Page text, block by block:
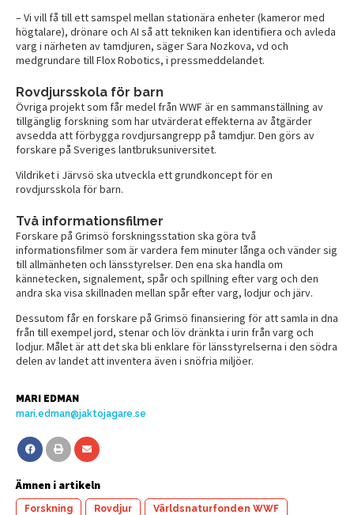
– Vi vill få till ett samspel mellan stationära enheter (kameror med
högtalare), drönare och AI så att tekniken kan identifiera och avleda
varg i närheten av tamdjuren, säger Sara Nozkova, vd och
medgrundare till Flox Robotics, i pressmeddelandet.
Rovdjursskola för barn
Övriga projekt som får medel från WWF är en sammanställning av
tillgänglig forskning som har utvärderat effekterna av åtgärder
avsedda att förbygga rovdjursangrepp på tamdjur. Den görs av
forskare på Sveriges lantbruksuniversitet.
Vildriket i Järvsö ska utveckla ett grundkoncept för en
rovdjursskola för barn.
Två informationsfilmer
Forskare på Grimsö forskningsstation ska göra två
informationsfilmer som är vardera fem minuter långa och vänder sig
till allmänheten och länsstyrelser. Den ena ska handla om
kännetecken, signalement, spår och spillning efter varg och den
andra ska visa skillnaden mellan spår efter varg, lodjur och järv.
Dessutom får en forskare på Grimsö finansiering för att samla in dna
från till exempel jord, stenar och löv dränkta i urin från varg och
lodjur. Målet är att det ska bli enklare för länsstyrelserna i den södra
delen av landet att inventera även i snöfria miljöer.
MARI EDMAN
mari.edman@jaktojagare.se
Ämnen i artikeln
Forskning Rovdjur Världsnaturfonden WWF